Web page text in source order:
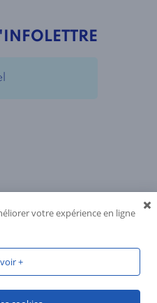
votre expérience en ligne
+